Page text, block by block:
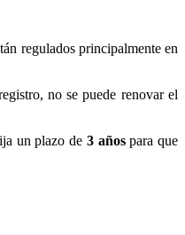
regulados principalmente en
no se puede renovar el
un plazo de 3 añospara que